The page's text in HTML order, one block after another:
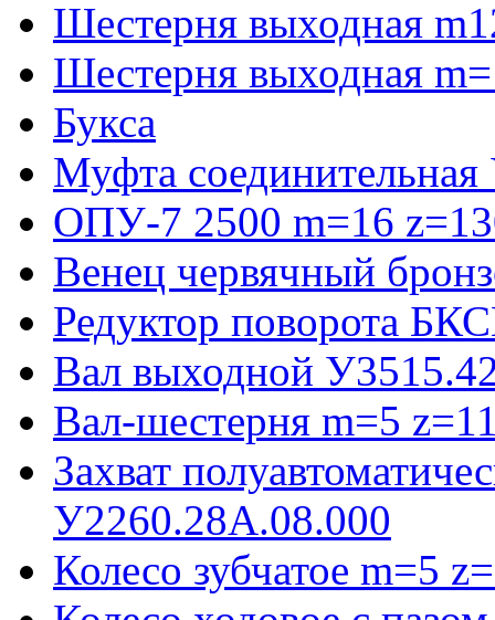
Шестерня выходная
Шестерня выходная
Букса
Муфта
ОПУ-7 2500 m=16
Венец червячный
Редуктор поворота
Вал выходной
Вал-шестерня m=5
Захват
У2260.28А.08.000
Колесо зубчатое m=5